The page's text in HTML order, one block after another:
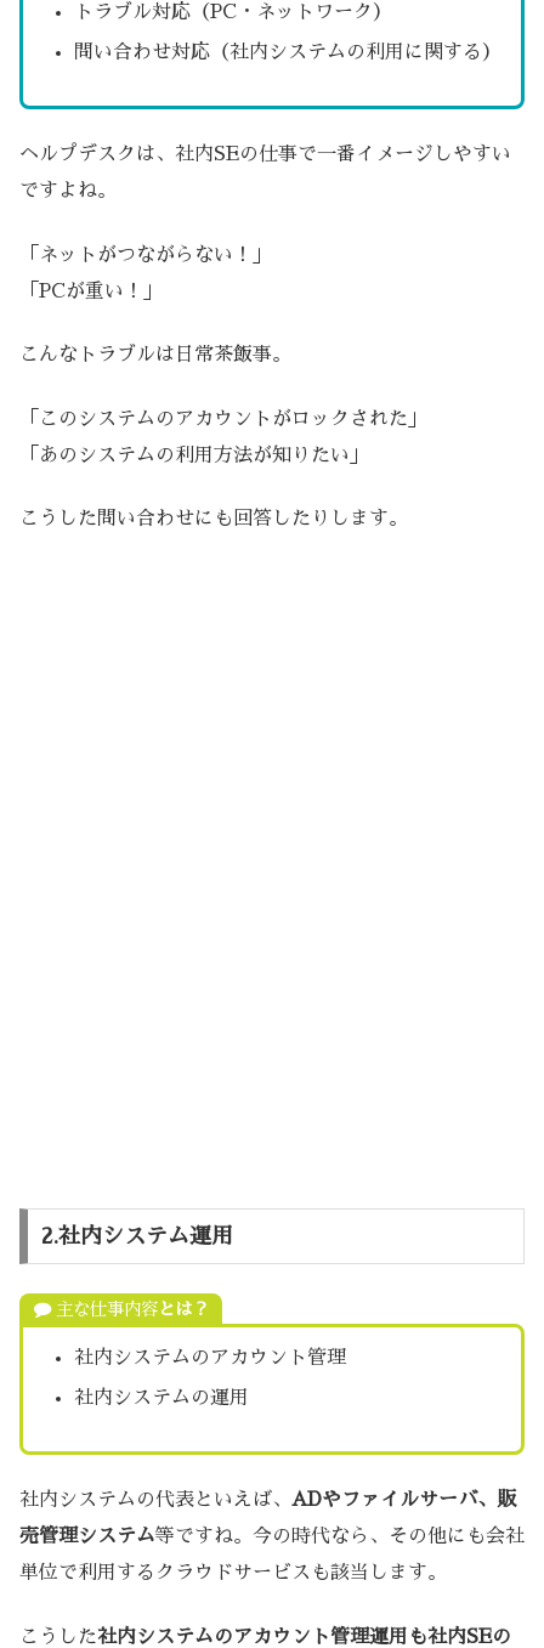
トラブル対応（PC・ネットワーク）
問い合わせ対応（社内システムの利用に関する）
ヘルプデスクは、社内SEの仕事で一番イメージしやすい
ですよね。
「ネットがつながらない！」
「PCが重い！」
こんなトラブルは日常茶飯事。
「このシステムのアカウントがロックされた」
「あのシステムの利用方法が知りたい」
こうした問い合わせにも回答したりします。
2.社内システム運用
主な仕事内容とは？
社内システムのアカウント管理
社内システムの運用
社内システムの代表といえば、 ADやファイルサーバ、販
売管理システム等ですね。今の時代なら、その他にも会社
単位で利用するクラウドサービスも該当します。
こうした社内システムのアカウント管理運用も社内SEの